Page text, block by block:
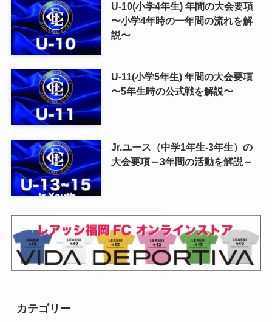
U-10(小学4年生) 年間の大会要項
〜小学4年時の一年間の流れを解
説〜
U-11(小学5年生) 年間の大会要項
〜5年生時の公式戦を解説〜
Jr.ユース（中学1年生-3年生）の
大会要項～3年間の活動を解説～
カテゴリー